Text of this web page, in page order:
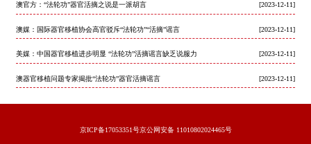
澳官方：“法轮功”器官活摘之说是一派胡言 [2023-12-11]
澳媒：国际器官移植协会高官驳斥“法轮功”“活摘”谣言 [2023-12-11]
美媒：中国器官移植进步明显 “法轮功”活摘谣言缺乏说服力 [2023-12-11]
澳器官移植问题专家揭批“法轮功”器官活摘谣言 [2023-12-11]
京ICP备17053351号京公网安备 11010802024465号